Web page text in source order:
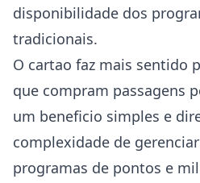
disponibilidade dos
tradicionais.
O cartao faz mais sentido
que compram passagens
um beneficio simples e
complexidade de
programas de pontos e